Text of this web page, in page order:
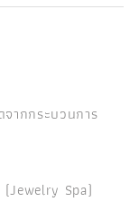
ากกระบวนการ
(Jewelry Spa)